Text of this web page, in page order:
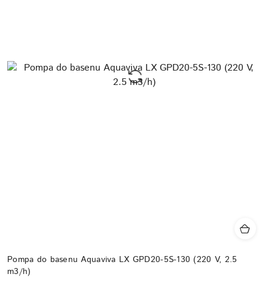
Pompa do basenu Aquaviva LX GPD20-5S-130 (220 V, 2.5
m3/h)